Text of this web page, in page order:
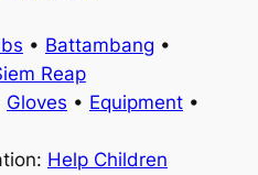
• Battambang •
Reap
Gloves • Equipment•
Help Children